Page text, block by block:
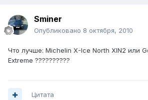
Sminer
Опубликовано 8 октября, 2010
Что лучше: Michelin X-Ice North XIN2 или
Extreme ??????????
Цитата